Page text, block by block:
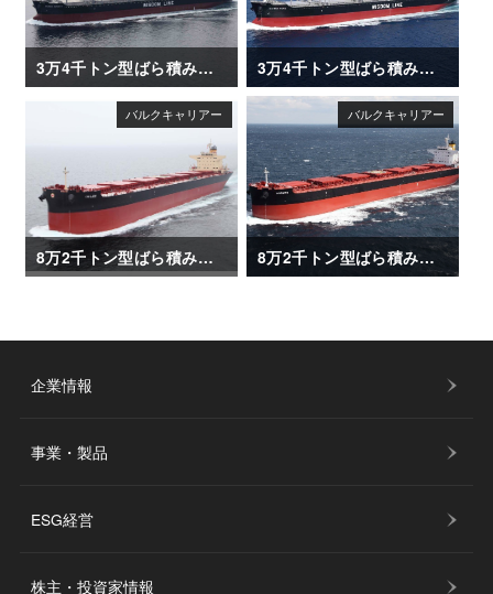
3万4千トン型ばら積み運搬船「DAIWAN INFINITY」 3万4千トン型ばら積み運搬船「DAIWAN HERO」
8万2千トン型ばら積み運搬船「CHLOE」 8万2千トン型ばら積み運搬船「CORATO」
企業情報
事業・製品
ESG経営
株主・投資家情報